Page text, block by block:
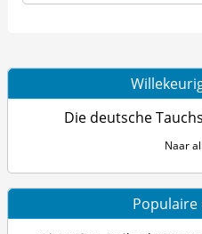
Die deutsche
Naar